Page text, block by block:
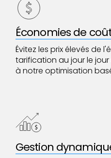
Économies de
Évitez les prix élevés de
tarification au jour le
à notre optimisation
Gestion